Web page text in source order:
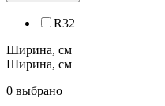
R32
Ширина, см
Ширина, см
0 выбрано